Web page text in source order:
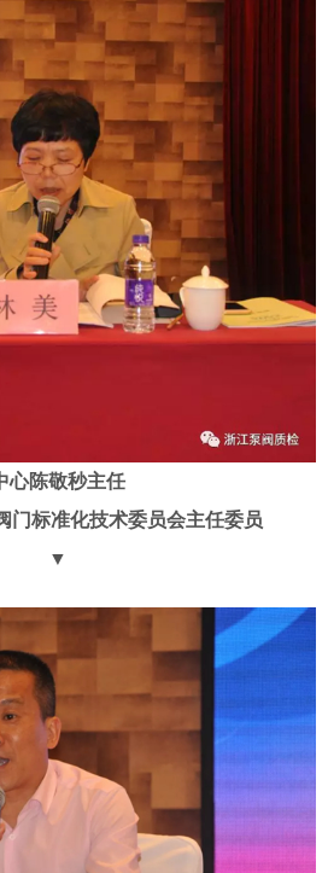
心陈敬秒主任
门标准化技术委员会主任委员
▼